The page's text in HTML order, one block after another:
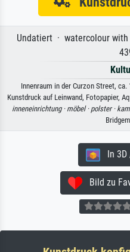
Undatiert · watercolour
Innenraum in der Curzon Street,
Kunstdruck auf Leinwand, Fotopapier,
inneneinrichtung · möbel · polster ·
In 3D
Bild zu